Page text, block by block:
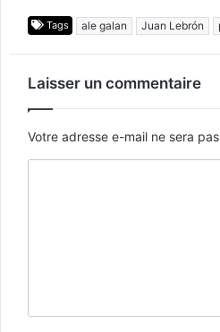
Tags ale galan Juan Lebrón
Laisser un commentaire
Votre adresse e-mail ne sera